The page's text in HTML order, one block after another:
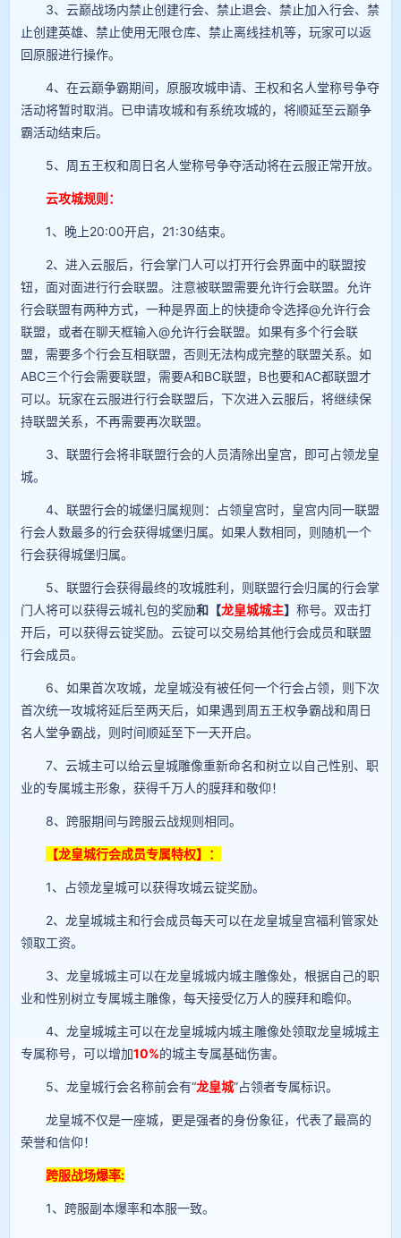
3、云巅战场内禁止创建行会、禁止退会、禁止加入行会、禁
止创建英雄、禁止使用无限仓库、禁止离线挂机等，玩家可以返
回原服进行操作。
4、在云巅争霸期间，原服攻城申请、王权和名人堂称号争夺
活动将暂时取消。已申请攻城和有系统攻城的，将顺延至云巅争
霸活动结束后。
5、周五王权和周日名人堂称号争夺活动将在云服正常开放。
云攻城规则：
1、晚上20:00开启，21:30结束。
2、进入云服后，行会掌门人可以打开行会界面中的联盟按
钮，面对面进行行会联盟。注意被联盟需要允许行会联盟。允许
行会联盟有两种方式，一种是界面上的快捷命令选择@允许行会
联盟，或者在聊天框输入@允许行会联盟。如果有多个行会联
盟，需要多个行会互相联盟，否则无法构成完整的联盟关系。如
ABC三个行会需要联盟，需要A和BC联盟，B也要和AC都联盟才
可以。玩家在云服进行行会联盟后，下次进入云服后，将继续保
持联盟关系，不再需要再次联盟。
3、联盟行会将非联盟行会的人员清除出皇宫，即可占领龙皇
城。
4、联盟行会的城堡归属规则：占领皇宫时，皇宫内同一联盟
行会人数最多的行会获得城堡归属。如果人数相同，则随机一个
行会获得城堡归属。
5、联盟行会获得最终的攻城胜利，则联盟行会归属的行会掌
门人将可以获得云城礼包的奖励和【龙皇城城主】 称号。双击打
开后，可以获得云锭奖励。云锭可以交易给其他行会成员和联盟
行会成员。
6、如果首次攻城，龙皇城没有被任何一个行会占领，则下次
首次统一攻城将延后至两天后，如果遇到周五王权争霸战和周日
名人堂争霸战，则时间顺延至下一天开启。
7、云城主可以给云皇城雕像重新命名和树立以自己性别、职
业的专属城主形象，获得千万人的膜拜和敬仰！
8、跨服期间与跨服云战规则相同。
【龙皇城行会成员专属特权】：
1、占领龙皇城可以获得攻城云锭奖励。
2、龙皇城城主和行会成员每天可以在龙皇城皇宫福利管家处
领取工资。
3、龙皇城城主可以在龙皇城城内城主雕像处，根据自己的职
业和性别树立专属城主雕像，每天接受亿万人的膜拜和瞻仰。
4、龙皇城城主可以在龙皇城城内城主雕像处领取龙皇城城主
专属称号，可以增加10%的城主专属基础伤害。
5、龙皇城行会名称前会有“龙皇城”占领者专属标识。
龙皇城不仅是一座城，更是强者的身份象征，代表了最高的
荣誉和信仰！
跨服战场爆率:
1、跨服副本爆率和本服一致。